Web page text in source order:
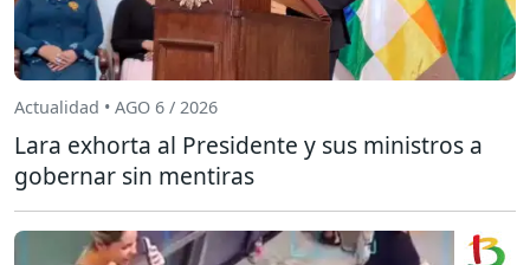
Actualidad • AGO 6 / 2026
Lara exhorta al Presidente y sus ministros a
gobernar sin mentiras